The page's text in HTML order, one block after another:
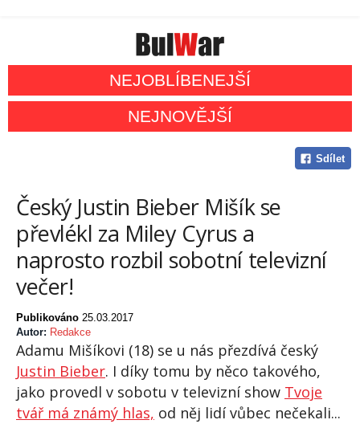
NEJOBLÍBENEJŠÍ
NEJNOVĚJŠÍ
Sdílet
Český Justin Bieber Mišík se
převlékl za Miley Cyrus a
naprosto rozbil sobotní televizní
večer!
Publikováno 25.03.2017
Autor: Redakce
Adamu Mišíkovi (18) se u nás přezdívá český
Justin Bieber. I díky tomu by něco takového,
jako provedl v sobotu v televizní show Tvoje
tvář má známý hlas, od něj lidí vůbec nečekali...